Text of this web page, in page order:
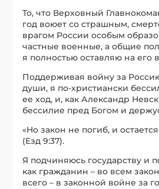
То, что Верховный
год воюет со страшным,
врагом России особым
частные военные, а общие
я полностью оставляю на его
Поддерживая войну за
души, я по-христиански
ее ход, и, как Александр
бессилие пред Богом и
«Но закон не погиб, и
(Езд 9:37).
Я подчиняюсь государству и
как гражданин – во всем
всего – в законной войне за